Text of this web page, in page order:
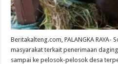
Beritakalteng.com, PALANGKA RAYA-
masyarakat terkait penerimaan
sampai ke pelosok-pelosok desa